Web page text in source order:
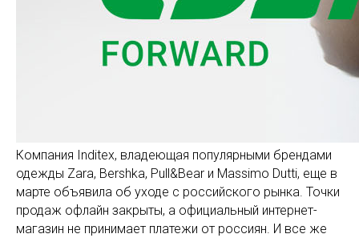
Компания Inditex, владеющая популярными брендами
одежды Zara, Bershka, Pull&Bear и Massimo Dutti, еще в
марте объявила об уходе с российского рынка. Точки
продаж офлайн закрыты, а официальный интернет-
магазин не принимает платежи от россиян. И все же